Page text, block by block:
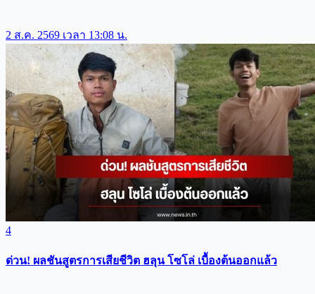
2 ส.ค. 2569 เวลา 13:08 น.
4
ด่วน! ผลชันสูตรการเสียชีวิต ฮลุน โซโล่ เบื้องต้นออกแล้ว